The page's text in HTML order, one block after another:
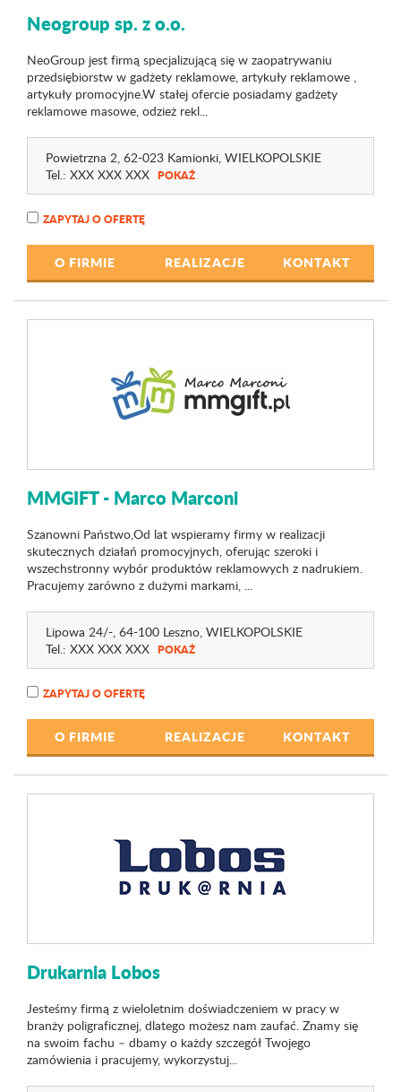
Neogroup sp. z o.o.
NeoGroup jest firmą specjalizującą się w zaopatrywaniu
przedsiębiorstw w gadżety reklamowe, artykuły reklamowe ,
artykuły promocyjne.W stałej ofercie posiadamy gadżety
reklamowe masowe, odzież rekl...
Powietrzna 2, 62-023 Kamionki, WIELKOPOLSKIE
Tel.: XXX XXX XXX POKAŻ
ZAPYTAJ O OFERTĘ
O FIRMIE REALIZACJE KONTAKT
MMGIFT - Marco Marconi
Szanowni Państwo,Od lat wspieramy firmy w realizacji
skutecznych działań promocyjnych, oferując szeroki i
wszechstronny wybór produktów reklamowych z nadrukiem.
Pracujemy zarówno z dużymi markami, ...
Lipowa 24/-, 64-100 Leszno, WIELKOPOLSKIE
Tel.: XXX XXX XXX POKAŻ
ZAPYTAJ O OFERTĘ
O FIRMIE REALIZACJE KONTAKT
Drukarnia Lobos
Jesteśmy firmą z wieloletnim doświadczeniem w pracy w
branży poligraficznej, dlatego możesz nam zaufać. Znamy się
na swoim fachu – dbamy o każdy szczegół Twojego
zamówienia i pracujemy, wykorzystuj...